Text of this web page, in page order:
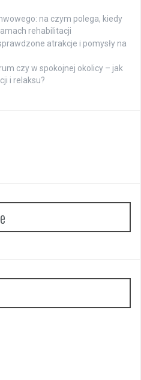
na czym polega, kiedy
rehabilitacji
atrakcje i pomysły na
czy w spokojnej okolicy – jak
i relaksu?